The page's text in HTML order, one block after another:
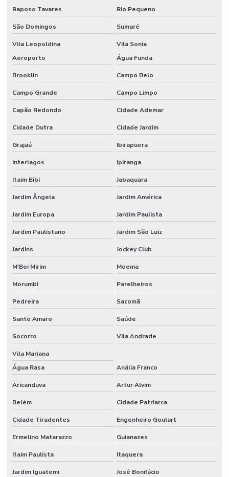
Raposo Tavares Rio Pequeno
São Domingos Sumaré
Vila Leopoldina
Vila Sonia
Aeroporto
Água Funda
Brooklin Campo Belo
Campo Grande Campo Limpo
Capão Redondo Cidade Ademar
Cidade Dutra Cidade Jardim
Grajaú Ibirapuera
Interlagos Ipiranga
Itaim Bibi Jabaquara
Jardim Ângela Jardim América
Jardim Europa Jardim Paulista
Jardim Paulistano Jardim São Luiz
Jardins Jockey Club
M'Boi Mirim Moema
Morumbi Parelheiros
Pedreira Sacomã
Santo Amaro Saúde
Socorro Vila Andrade
Vila Mariana
Água Rasa
Anália Franco
Aricanduva Artur Alvim
Belém Cidade Patriarca
Cidade Tiradentes Engenheiro Goulart
Ermelino Matarazzo Guianazes
Itaim Paulista Itaquera
Jardim Iguatemi José Bonifácio